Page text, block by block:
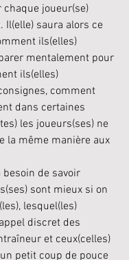
joueur(se)
Il(elle) saura alors ce
ils(elles)
mentalement pour
ils(elles)
comment
dans certaines
les joueurs(ses) ne
la même manière aux
besoin de savoir
sont mieux si on
lesquel(les)
discret des
et ceux(celles)
petit coup de pouce